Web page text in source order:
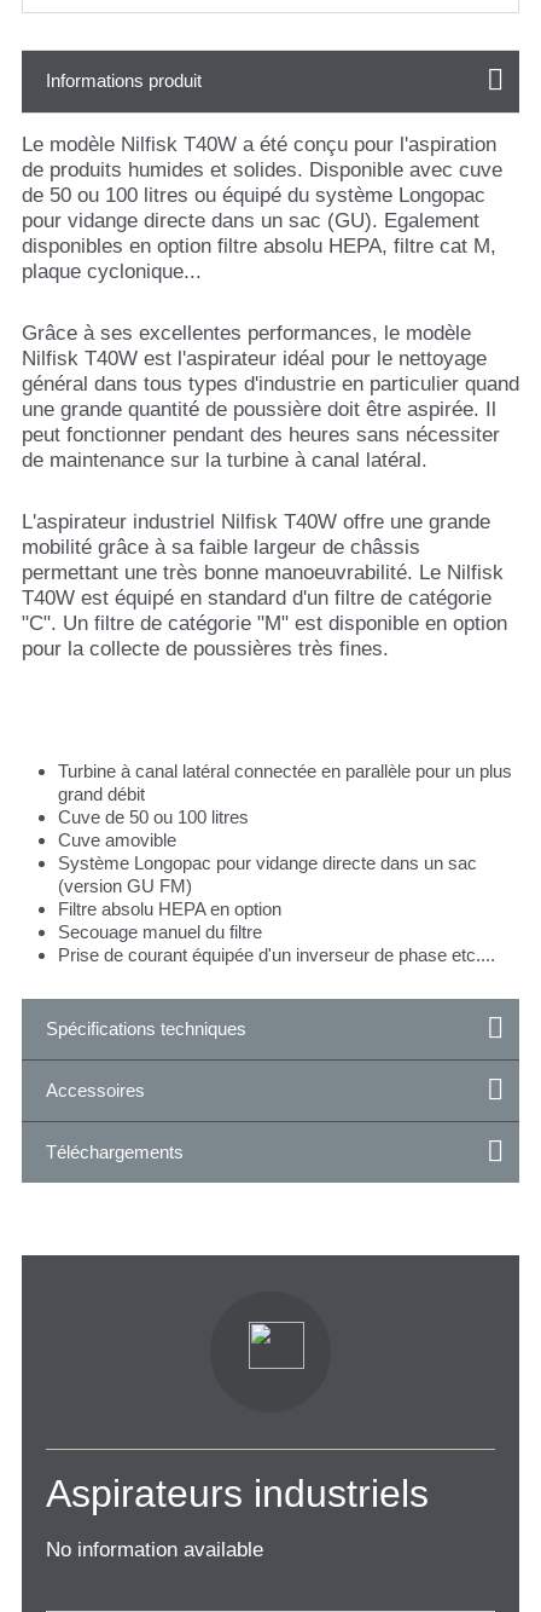
Informations produit
Le modèle Nilfisk T40W a été conçu pour l'aspiration
de produits humides et solides. Disponible avec cuve
de 50 ou 100 litres ou équipé du système Longopac
pour vidange directe dans un sac (GU). Egalement
disponibles en option filtre absolu HEPA, filtre cat M,
plaque cyclonique...
Grâce à ses excellentes performances, le modèle
Nilfisk T40W est l'aspirateur idéal pour le nettoyage
général dans tous types d'industrie en particulier quand
une grande quantité de poussière doit être aspirée. Il
peut fonctionner pendant des heures sans nécessiter
de maintenance sur la turbine à canal latéral.
L'aspirateur industriel Nilfisk T40W offre une grande
mobilité grâce à sa faible largeur de châssis
permettant une très bonne manoeuvrabilité. Le Nilfisk
T40W est équipé en standard d'un filtre de catégorie
"C". Un filtre de catégorie "M" est disponible en option
pour la collecte de poussières très fines.
Turbine à canal latéral connectée en parallèle pour un plus
grand débit
Cuve de 50 ou 100 litres
Cuve amovible
Système Longopac pour vidange directe dans un sac
(version GU FM)
Filtre absolu HEPA en option
Secouage manuel du filtre
Prise de courant équipée d'un inverseur de phase etc....
Spécifications techniques
Accessoires
Téléchargements
Aspirateurs industriels
No information available